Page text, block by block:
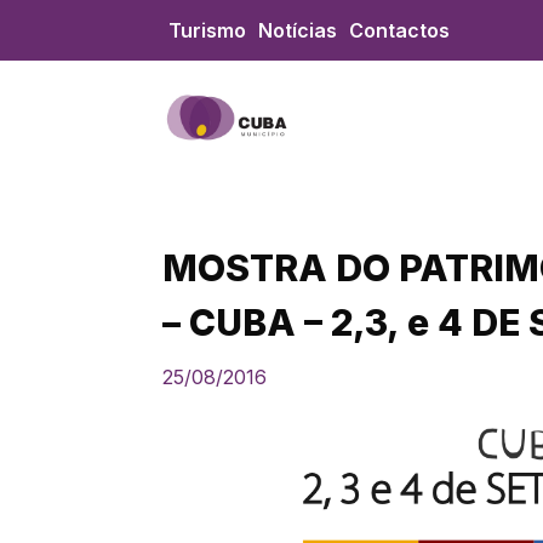
content
Turismo Notícias Contactos
MOSTRA DO
– CUBA – 2,3, e 4 DE
25/08/2016